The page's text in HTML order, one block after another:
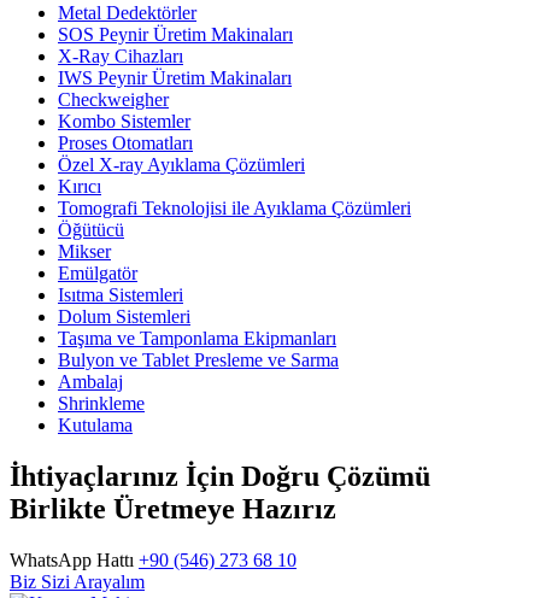
Metal Dedektörler
SOS Peynir Üretim Makinaları
X-Ray Cihazları
IWS Peynir Üretim Makinaları
Checkweigher
Kombo Sistemler
Proses Otomatları
Özel X-ray Ayıklama Çözümleri
Kırıcı
Tomografi Teknolojisi ile Ayıklama Çözümleri
Öğütücü
Mikser
Emülgatör
Isıtma Sistemleri
Dolum Sistemleri
Taşıma ve Tamponlama Ekipmanları
Bulyon ve Tablet Presleme ve Sarma
Ambalaj
Shrinkleme
Kutulama
İhtiyaçlarınız İçin Doğru Çözümü
Birlikte Üretmeye Hazırız
WhatsApp Hattı +90 (546) 273 68 10
Biz Sizi Arayalım